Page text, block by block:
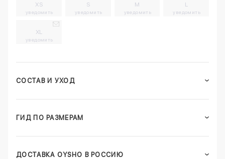
XS
уведомить
S
уведомить
M
уведомить
L
уведомить
XL
уведомить
СОСТАВ И УХОД
ГИД ПО РАЗМЕРАМ
ДОСТАВКА OYSHO В РОССИЮ